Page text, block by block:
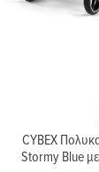
CYBEX
Stormy Blue